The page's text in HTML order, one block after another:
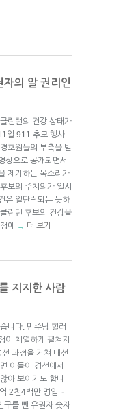
자의 알 권리인
린턴의 건강 상태가
일 911 추모 행사
호원들의 부축을 받
상으로 공개되면서
제기하는 목소리가
보의 주치의가 일시
은 일단락되는 듯하
린턴 후보의 건강을
에
→ 더 보기
지지한 사람
니다. 민주당 힐러
이 치열하게 펼쳐지
과정을 거쳐 대선
이들이 경선에서
아 보이기도 합니
2천4백만 명입니
구를 뺀 유권자 숫자